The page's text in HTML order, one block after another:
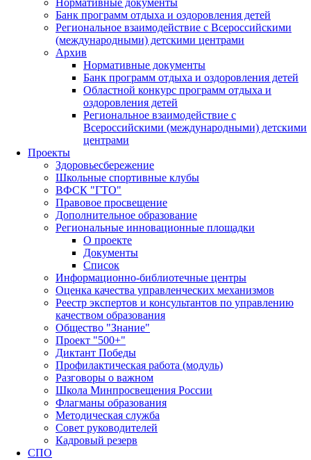
Банк программ отдыха и оздоровления детей
Региональное взаимодействие с Всероссийскими
(международными) детскими центрами
Архив
Нормативные документы
Банк программ отдыха и оздоровления детей
Областной конкурс программ отдыха и
оздоровления детей
Региональное взаимодействие с
Всероссийскими (международными) детскими
центрами
Проекты
Здоровьесбережение
Школьные спортивные клубы
ВФСК "ГТО"
Правовое просвещение
Дополнительное образование
Региональные инновационные площадки
О проекте
Документы
Список
Информационно-библиотечные центры
Оценка качества управленческих механизмов
Реестр экспертов и консультантов по управлению
качеством образования
Общество "Знание"
Проект "500+"
Диктант Победы
Профилактическая работа (модуль)
Разговоры о важном
Школа Минпросвещения России
Флагманы образования
Методическая служба
Совет руководителей
Кадровый резерв
СПО